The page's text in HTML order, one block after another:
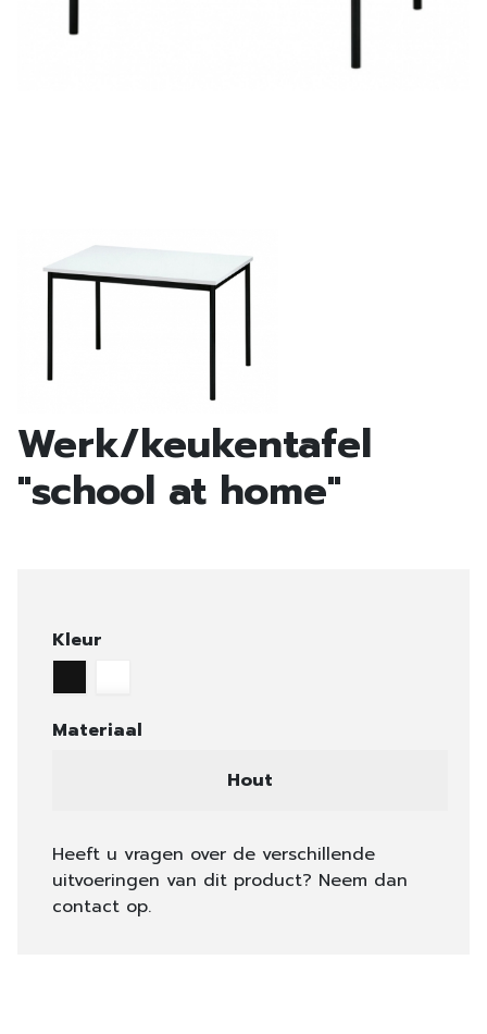
Werk/keukentafel
"school at home"
Kleur
Materiaal
Hout
Heeft u vragen over de verschillende
uitvoeringen van dit product? Neem dan
contact op.